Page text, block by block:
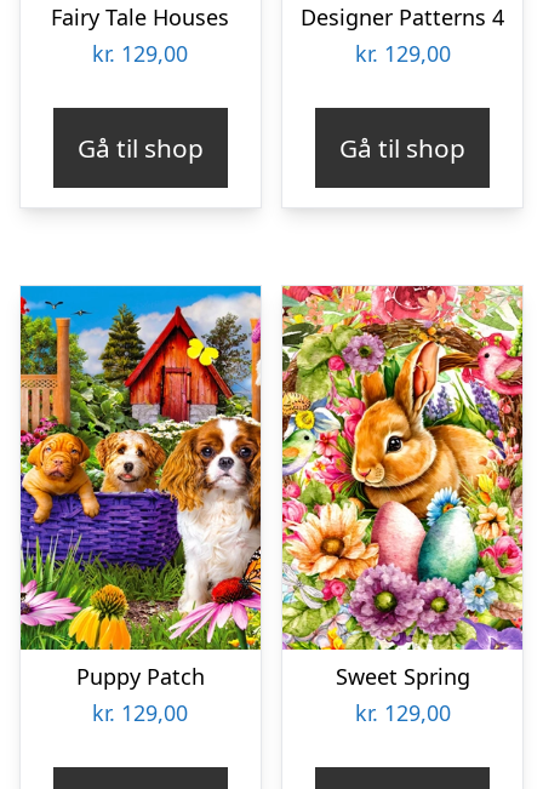
Fairy Tale Houses
kr. 129,00
Gå til shop
Designer Patterns 4
kr. 129,00
Gå til shop
Puppy Patch
kr. 129,00
Sweet Spring
kr. 129,00